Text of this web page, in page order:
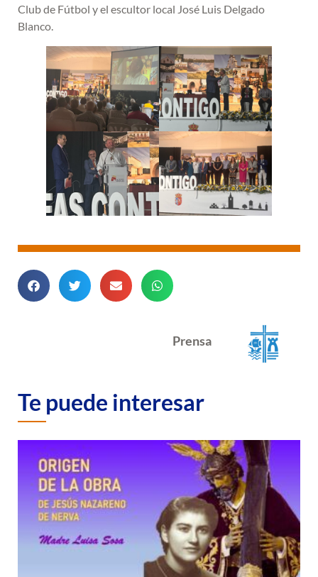
Club de Fútbol y el escultor local José Luis Delgado
Blanco.
Prensa
Te puede interesar